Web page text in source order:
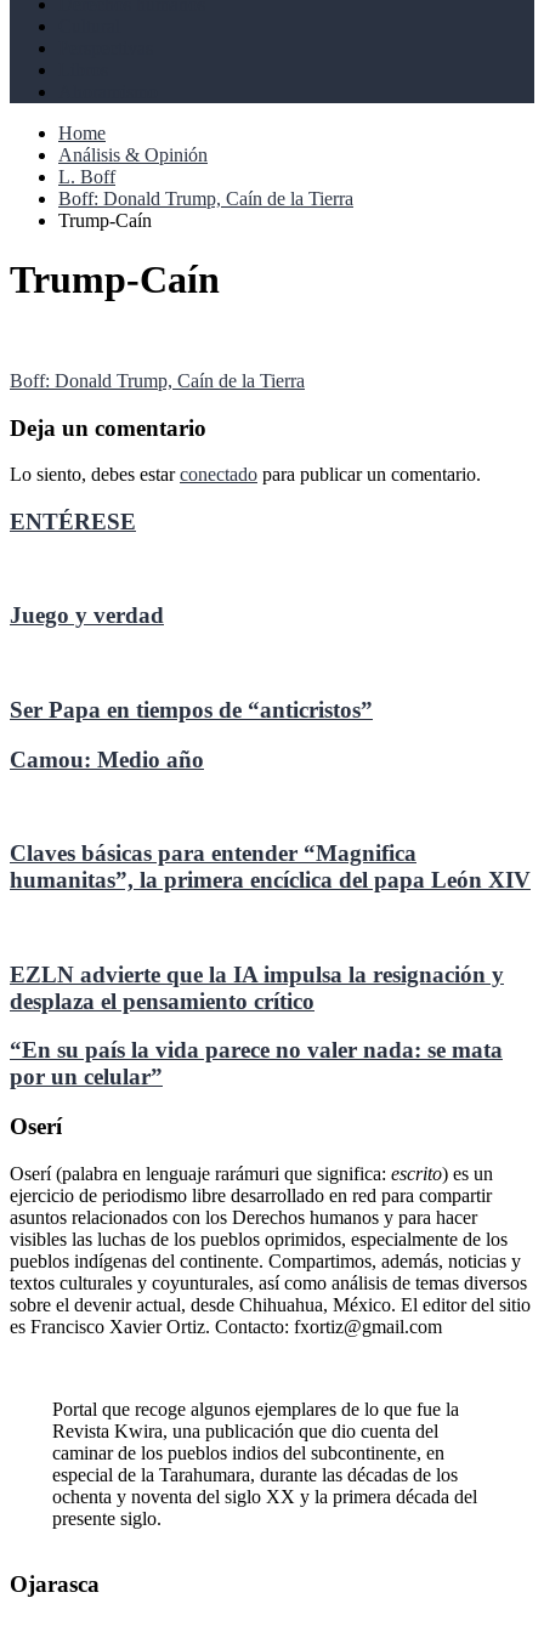
Home
Análisis & Opinión
L. Boff
Boff: Donald Trump, Caín de la Tierra
Trump-Caín
Trump-Caín
Navegación
de
entradas
Boff: Donald Trump, Caín de la Tierra
Deja un comentario
Lo siento, debes estarconectado para publicar un comentario.
ENTÉRESE
Juego y verdad
Ser Papa en tiempos de “anticristos”
Camou: Medio año
Claves básicas para entender “Magnifica
humanitas”, la primera encíclica del papa León XIV
EZLN advierte que la IA impulsa la resignación y
desplaza el pensamiento crítico
“En su país la vida parece no valer nada: se mata
por un celular”
Oserí
Oserí (palabra en lenguaje rarámuri que significa: escrito) es un
ejercicio de periodismo libre desarrollado en red para compartir
asuntos relacionados con los Derechos humanos y para hacer
visibles las luchas de los pueblos oprimidos, especialmente de los
pueblos indígenas del continente. Compartimos, además, noticias y
textos culturales y coyunturales, así como análisis de temas diversos
sobre el devenir actual, desde Chihuahua, México. El editor del sitio
es Francisco Xavier Ortiz. Contacto: fxortiz@gmail.com
Portal que recoge algunos ejemplares de lo que fue la
Revista Kwira, una publicación que dio cuenta del
caminar de los pueblos indios del subcontinente, en
especial de la Tarahumara, durante las décadas de los
ochenta y noventa del siglo XX y la primera década del
presente siglo.
Ojarasca